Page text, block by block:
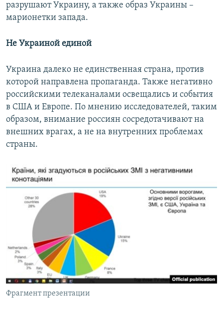
разрушают Украину, а также образ Украины –
марионетки запада.
Не Украиной единой
Украина далеко не единственная страна, против
которой направлена пропаганда. Также негативно
российскими телеканалами освещались и события
в США и Европе. По мнению исследователей, таким
образом, внимание россиян сосредотачивают на
внешних врагах, а не на внутренних проблемах
страны.
Фрагмент презентации